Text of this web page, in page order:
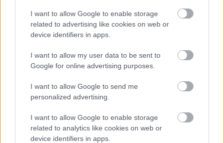
I want to allow Google to enable storage
related to advertising like cookies on web or
device identifiers in apps.
I want to allow my user data to be sent to
Google for online advertising purposes.
I want to allow Google to send me
personalized advertising.
I want to allow Google to enable storage
related to analytics like cookies on web or
device identifiers in apps.
Megérkezett az eső a Duna vízgyűjtőjére
Megérkezett a rég várt eső a Duna vízgyűjtőjére, a folyó
magyarországi szakaszán azonban továbbra is csak pár
Kecskeméten is szakirányú
továbbképzésekkel erősít a Gál Ferenc